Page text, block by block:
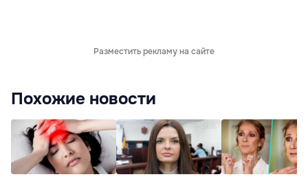
Разместить рекламу на сайте
Похожие новости